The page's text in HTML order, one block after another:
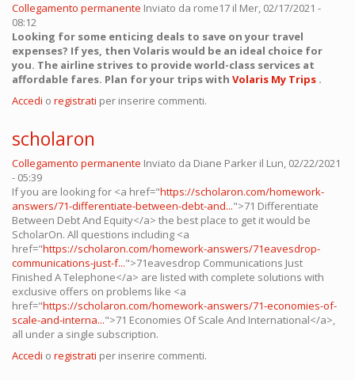
Collegamento permanente Inviato da rome17 il Mer, 02/17/2021 -
08:12
Looking for some enticing deals to save on your travel
expenses? If yes, then Volaris would be an ideal choice for
you. The airline strives to provide world-class services at
affordable fares. Plan for your trips with Volaris My Trips .
Accedi o registrati per inserire commenti.
scholaron
Collegamento permanente Inviato da Diane Parker il Lun, 02/22/2021
- 05:39
If you are looking for <a href="https://scholaron.com/homework-
answers/71-differentiate-between-debt-and...">71 Differentiate
Between Debt And Equity</a> the best place to get it would be
ScholarOn. All questions including <a
href="https://scholaron.com/homework-answers/71eavesdrop-
communications-just-f...">71eavesdrop Communications Just
Finished A Telephone</a> are listed with complete solutions with
exclusive offers on problems like <a
href="https://scholaron.com/homework-answers/71-economies-of-
scale-and-interna...">71 Economies Of Scale And International</a>,
all under a single subscription.
Accedi o registrati per inserire commenti.